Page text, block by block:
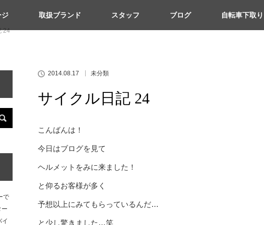
ジ 取扱ブランド スタッフ ブログ 自転車下取り
24
2014.08.17 未分類
サイクル日記 24
こんばんは！
今日はブログを見て
ヘルメットをみに来ました！
と仰るお客様が多く
予想以上にみてもらっているんだ…
と少し驚きました…笑
で
ー
イ